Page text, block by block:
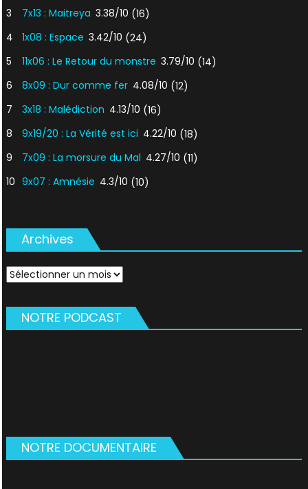
3
7x13 : Maitreya 3.38/10 (16)
4
1x08 : Espace 3.42/10 (24)
5
11x06 : Le Retour du monstre 3.79/10 (14)
6
8x09 : Dur comme fer 4.08/10 (12)
7
3x18 : Malédiction 4.13/10 (16)
8
9x19/20 : La Vérité est ici 4.22/10 (18)
9
7x09 : La morsure du Mal 4.27/10 (11)
10 9x07 : Amnésie 4.3/10 (10)
Archives
Archives
NOTRE PODCAST
NOTRE DOCUMENTAIRE